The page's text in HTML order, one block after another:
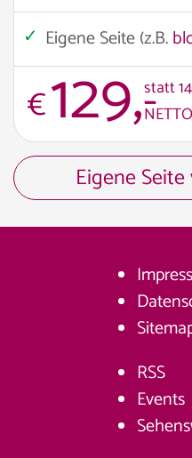
Eigene Seite (z.B.
€129,-
statt
Eigene
RSS
Events